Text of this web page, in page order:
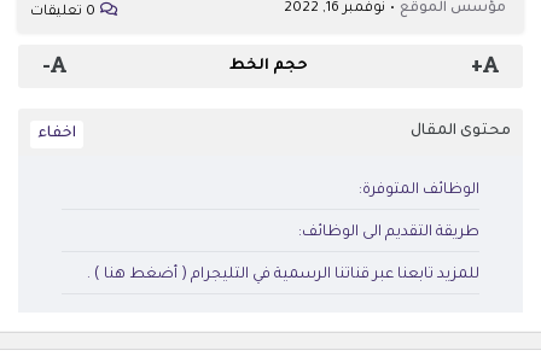
مؤسس الموقع نوفمبر 16, 2022 0 تعليقات
+ حجم الخط -
محتوى المقال
الوظائف المتوفرة:
طريقة التقديم الى الوظائف:
للمزيد تابعنا عبر قناتنا الرسمية في التليجرام ( أضغط هنا ) .